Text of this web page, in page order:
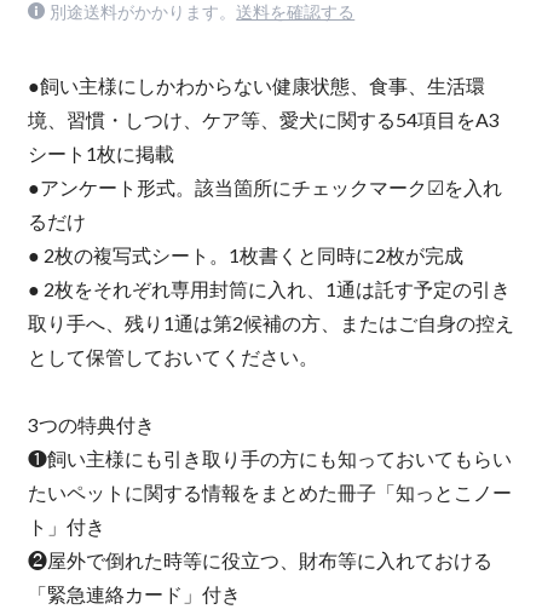
別途送料がかかります。 送料を確認する
●飼い主様にしかわからない健康状態、食事、生活環
境、習慣・しつけ、ケア等、愛犬に関する54項目をA3
シート1枚に掲載
●アンケート形式。該当箇所にチェックマーク☑を入れ
るだけ
● 2枚の複写式シート。1枚書くと同時に2枚が完成
● 2枚をそれぞれ専用封筒に入れ、1通は託す予定の引き
取り手へ、残り1通は第2候補の方、またはご自身の控え
として保管しておいてください。
3つの特典付き
❶飼い主様にも引き取り手の方にも知っておいてもらい
たいペットに関する情報をまとめた冊子「知っとこノー
ト」付き
❷屋外で倒れた時等に役立つ、財布等に入れておける
「緊急連絡カード」付き